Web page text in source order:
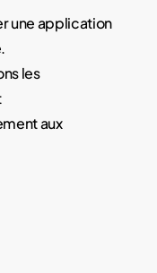
une application
les
aux